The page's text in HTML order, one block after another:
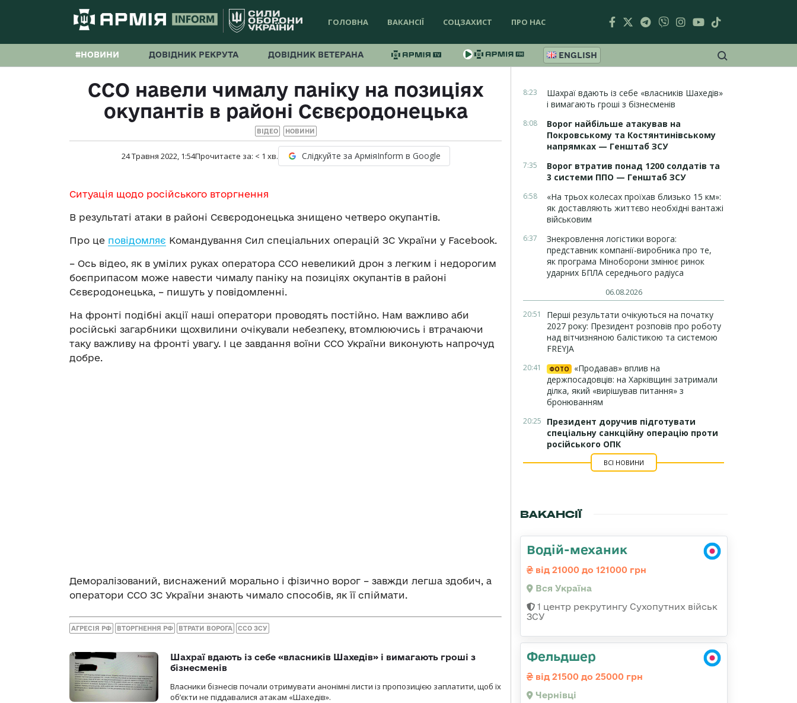
ГОЛОВНА ВАКАНСІЇ СОЦЗАХИСТ ПРО НАС
#НОВИНИ ДОВІДНИК РЕКРУТА ДОВІДНИК ВЕТЕРАНА ENGLISH
ССО навели чималу паніку на позиціях
окупантів в районі Сєвєродонецька
ВІДЕО НОВИНИ
24 Травня 2022, 1:54Прочитаєте за: < 1 хв. Слідкуйте за АрміяInform в Google
Ситуація щодо російського вторгнення
В результаті атаки в районі Сєвєродонецька знищено четверо окупантів.
Про це повідомляє Командування Сил спеціальних операцій ЗС України у Facebook.
– Ось відео, як в умілих руках оператора ССО невеликий дрон з легким і недорогим
боєприпасом може навести чималу паніку на позиціях окупантів в районі
Сєвєродонецька, – пишуть у повідомленні.
На фронті подібні акції наші оператори проводять постійно. Нам важливо аби
російські загарбники щохвилини очікували небезпеку, втомлюючись і втрачаючи
таку важливу на фронті увагу. І це завдання воїни ССО України виконують напрочуд
добре.
Деморалізований, виснажений морально і фізично ворог – завжди легша здобич, а
оператори ССО ЗС України знають чимало способів, як її спіймати.
АГРЕСІЯ РФ ВТОРГНЕННЯ РФ ВТРАТИ ВОРОГА ССО ЗСУ
Шахраї вдають із себе «власників Шахедів» і вимагають гроші з
бізнесменів
Власники бізнесів почали отримувати анонімні листи із пропозицією заплатити, щоб їх
об’єкти не піддавалися атакам «Шахедів».
8:23
Шахраї вдають із себе «власників Шахедів»
і вимагають гроші з бізнесменів
8:08
Ворог найбільше атакував на
Покровському та Костянтинівському
напрямках — Генштаб ЗСУ
7:35
Ворог втратив понад 1200 солдатів та
3 системи ППО — Генштаб ЗСУ
6:58
«На трьох колесах проїхав близько 15 км»:
як доставляють життєво необхідні вантажі
військовим
6:37
Знекровлення логістики ворога:
представник компанії-виробника про те,
як програма Міноборони змінює ринок
ударних БПЛА середнього радіуса
06.08.2026
20:51
Перші результати очікуються на початку
2027 року: Президент розповів про роботу
над вітчизняною балістикою та системою
FREYJA
20:41 ФОТО
«Продавав» вплив на
держпосадовців: на Харківщині затримали
ділка, який «вирішував питання» з
бронюванням
20:25
Президент доручив підготувати
спеціальну санкційну операцію проти
російського ОПК
ВСІ НОВИНИ
ВАКАНСІЇ
Водій-механик
від 21000 до 121000 грн
Вся Україна
1 центр рекрутингу Сухопутних військ
ЗСУ
Фельдшер
від 21500 до 25000 грн
Чернівці